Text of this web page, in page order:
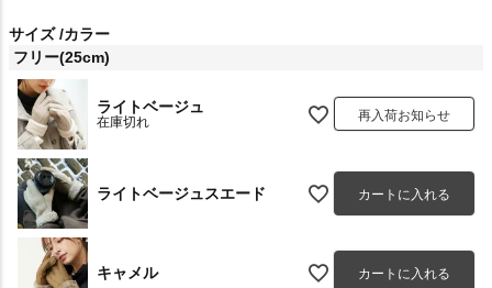
サイズ カラー
フリー(25cm)
ライトベージュ
在庫切れ 再入荷お知らせ
ライトベージュスエード カートに入れる
キャメル カートに入れる